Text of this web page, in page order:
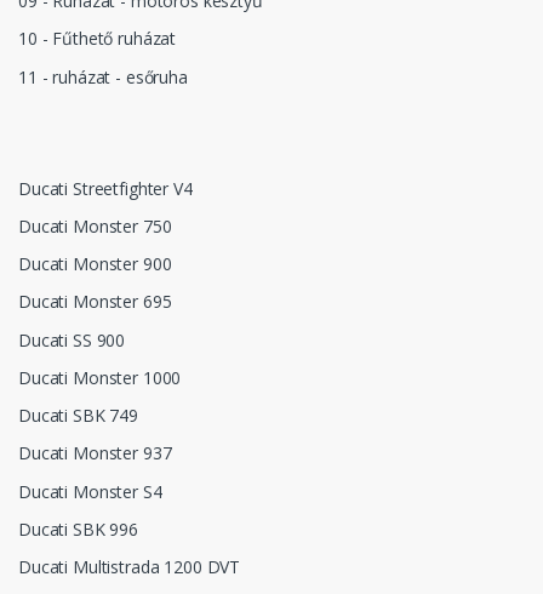
10 - Fűthető ruházat
11 - ruházat - esőruha
Ducati Streetfighter V4
Ducati Monster 750
Ducati Monster 900
Ducati Monster 695
Ducati SS 900
Ducati Monster 1000
Ducati SBK 749
Ducati Monster 937
Ducati Monster S4
Ducati SBK 996
Ducati Multistrada 1200 DVT